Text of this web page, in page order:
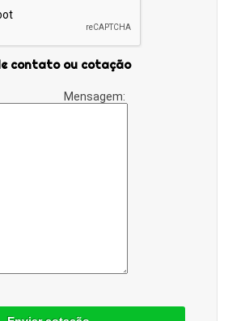
contato ou cotação
Mensagem: